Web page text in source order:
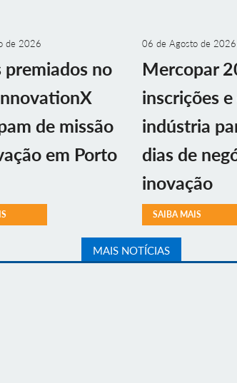
de 2026
premiados no
de missão
em Porto
06 de Agosto de 2026
Mercopar
inscrições
indústria
dias de
inovação
SAIBA MAIS
MAIS NOTÍCIAS